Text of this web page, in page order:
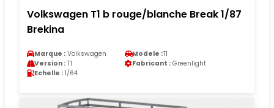
Volkswagen T1 b rouge/blanche Break 1/87
Brekina
Marque : Volkswagen Modele :T1
Version : T1 Fabricant : Greenlight
Echelle : 1/64